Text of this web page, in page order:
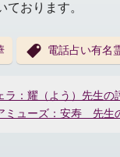
ております。
電話占い有名
ラ：耀（よう）先生の
ミューズ：安寿 先生